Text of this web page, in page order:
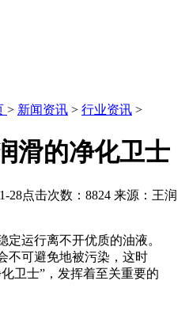
> 新闻资讯 > 行业资讯 >
滑的净化卫士
28点击次数：8824 来源：王润
运行离不开优质的油液。
不可避免地被污染，这时
卫士”，发挥着至关重要的